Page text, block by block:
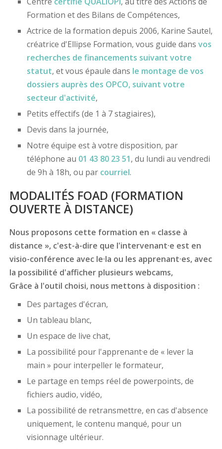
Formation et des Bilans de Compétences,
Actrice de la formation depuis 2006, Karine Sautel,
créatrice d'Ellipse Formation, vous guide dans vos
recherches de financements suivant votre
statut, et vous épaule dans le montage de vos
dossiers auprès des OPCO, suivant votre
secteur d'activité,
Petits effectifs (de 1 à 7 stagiaires),
Devis dans la journée,
Notre équipe est à votre disposition, par
téléphone au 01 43 80 23 51, du lundi au vendredi
de 9h à 18h, ou par courriel.
MODALITÉS FOAD (FORMATION
OUVERTE À DISTANCE)
Nous proposons cette formation en « classe à
distance », c'est-à-dire que l'intervenant·e est en
visio-conférence avec le·la ou les apprenant·es, avec
la possibilité d'afficher plusieurs webcams,
Grâce à l'outil choisi, nous mettons à disposition :
Des partages d'écran,
Un tableau blanc,
Un espace de live chat,
La possibilité pour l'apprenant·e de « lever la
main » pour interpeller le formateur,
Le partage en temps réel de powerpoints, de
fichiers audio, vidéo,
La possibilité de retransmettre, en cas d'absence
uniquement, le contenu manqué, pour un
visionnage ultérieur.